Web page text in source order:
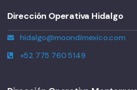
Dirección Operativa Hidalgo
hidalgo@moondimexico.com
+52 775 760 5149